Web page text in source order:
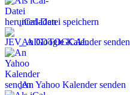
iCal-Datei speichern
An Google Kalender senden
An Yahoo Kalender senden